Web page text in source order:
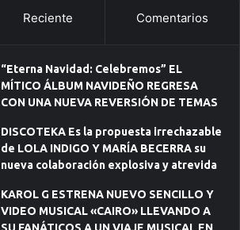
Reciente Comentarios
“Eterna Navidad: Celebremos” EL
MÍTICO ÁLBUM NAVIDEÑO REGRESA
CON UNA NUEVA REVERSIÓN DE TEMAS
DISCOTEKA Es la propuesta irrechazable
de LOLA INDIGO Y MARÍA BECERRA su
nueva colaboración explosiva y atrevida
KAROL G ESTRENA NUEVO SENCILLO Y
VIDEO MUSICAL «CAIRO» LLEVANDO A